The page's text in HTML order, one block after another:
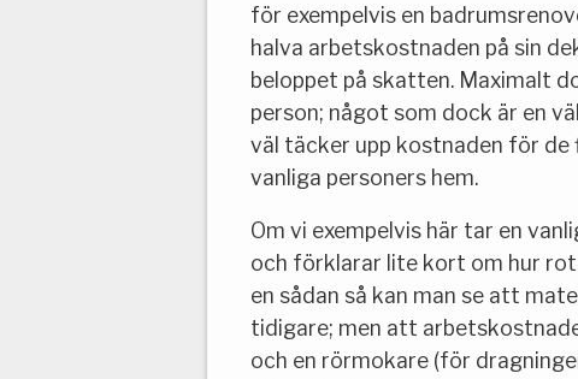
för exempelvis en
halva arbetskostnaden på sin
beloppet på skatten. Maximalt
person; något som dock är en
väl täcker upp kostnaden för
vanliga personers hem.
Om vi exempelvis här tar en
och förklarar lite kort om hur
en sådan så kan man se att
tidigare; men att
och en rörmokare (för